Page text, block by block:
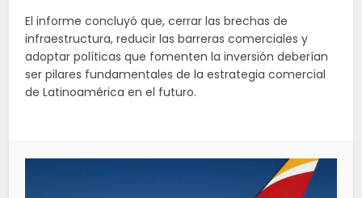
El informe concluyó que, cerrar las brechas de
infraestructura, reducir las barreras comerciales y
adoptar políticas que fomenten la inversión deberían
ser pilares fundamentales de la estrategia comercial
de Latinoamérica en el futuro.